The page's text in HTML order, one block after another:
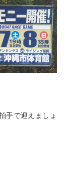
手で迎えましょ